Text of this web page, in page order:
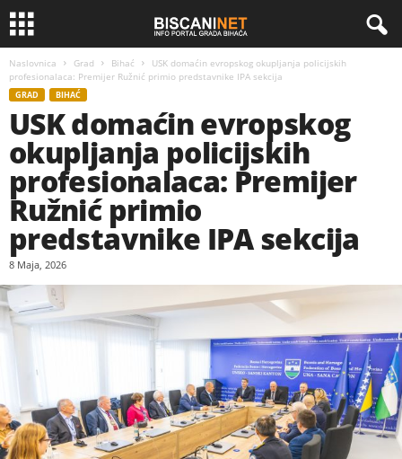
Naslovnica Grad Bihać
USK domaćin evropskog okupljanja policijskih
profesionalaca: Premijer Ružnić primio predstavnike IPA sekcija
GRAD BIHAĆ
USK domaćin evropskog
okupljanja policijskih
profesionalaca: Premijer
Ružnić primio
predstavnike IPA sekcija
8 Maja, 2026